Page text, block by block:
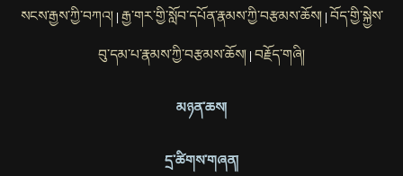
སངས་རྒྱས་ཀྱི་བཀའ།| རྒྱ་གར་གྱི་སློབ་དཔོན་རྣམས་ཀྱི་བརྩམས་ཆོས།| བོད་གྱི་སྐྱེས་
བུ་དམ་པ་རྣམས་ཀྱི་བརྩམས་ཆོས། | བརྗོད་གཞི།
མཉན་ཆས།
དྲ་ཚིགས་གཞན།